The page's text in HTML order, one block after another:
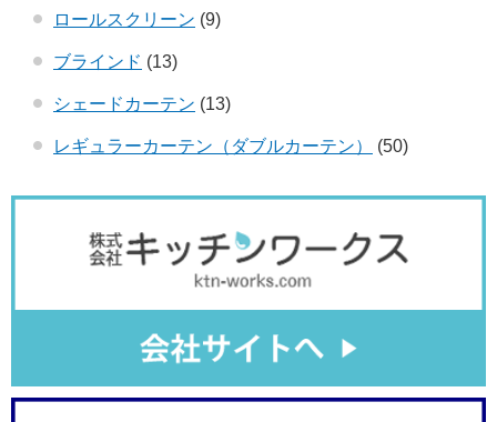
ロールスクリーン (9)
ブラインド (13)
シェードカーテン (13)
レギュラーカーテン（ダブルカーテン） (50)